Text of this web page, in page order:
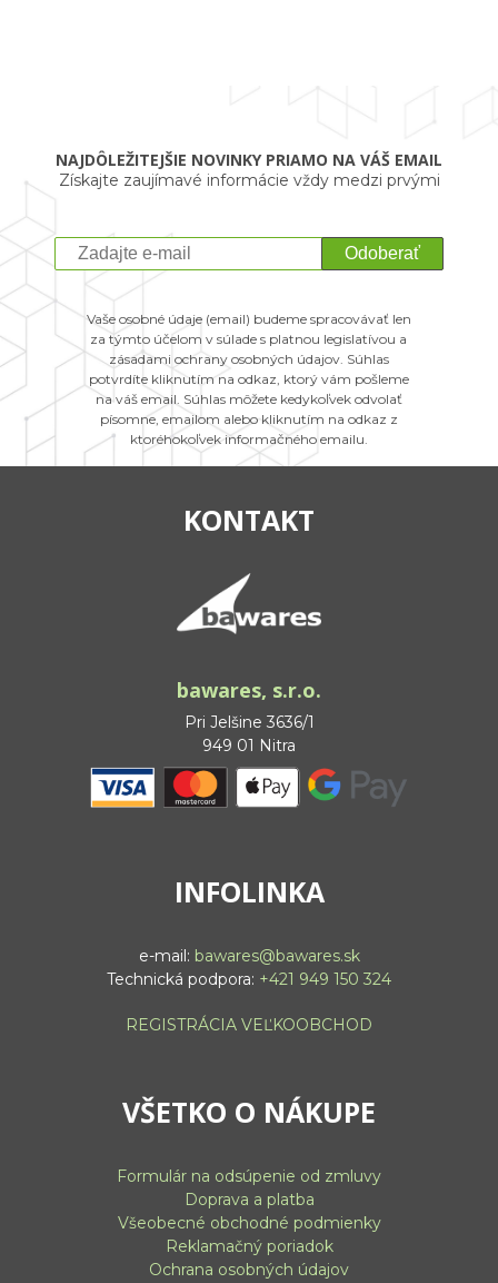
NAJDÔLEŽITEJŠIE NOVINKY PRIAMO NA VÁŠ EMAIL
Získajte zaujímavé informácie vždy medzi prvými
Odoberať
Vaše osobné údaje (email) budeme spracovávať len
za týmto účelom v súlade s platnou legislatívou a
zásadami ochrany osobných údajov. Súhlas
potvrdíte kliknutím na odkaz, ktorý vám pošleme
na váš email. Súhlas môžete kedykoľvek odvolať
písomne, emailom alebo kliknutím na odkaz z
ktoréhokoľvek informačného emailu.
KONTAKT
bawares, s.r.o.
Pri Jelšine 3636/1
949 01 Nitra
INFOLINKA
e-mail: bawares@bawares.sk
Technická podpora: +421 949 150 324
REGISTRÁCIA VEĽKOOBCHOD
VŠETKO O NÁKUPE
Formulár na odsúpenie od zmluvy
Doprava a platba
Všeobecné obchodné podmienky
Reklamačný poriadok
Ochrana osobných údajov